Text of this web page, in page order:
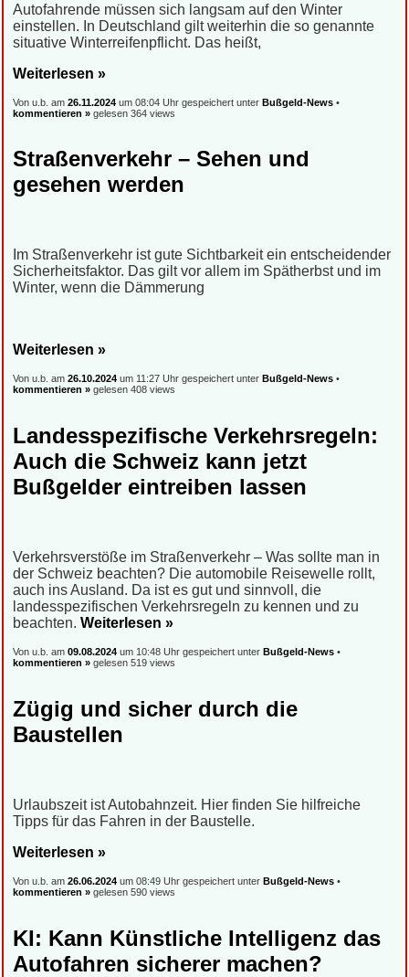
Autofahrende müssen sich langsam auf den Winter
einstellen. In Deutschland gilt weiterhin die so genannte
situative Winterreifenpflicht. Das heißt,
Weiterlesen »
Von u.b. am 26.11.2024 um 08:04 Uhr gespeichert unter Bußgeld-News •
kommentieren » gelesen 364 views
Straßenverkehr – Sehen und
gesehen werden
Im Straßenverkehr ist gute Sichtbarkeit ein entscheidender
Sicherheitsfaktor. Das gilt vor allem im Spätherbst und im
Winter, wenn die Dämmerung
Weiterlesen »
Von u.b. am 26.10.2024 um 11:27 Uhr gespeichert unter Bußgeld-News •
kommentieren » gelesen 408 views
Landesspezifische Verkehrsregeln:
Auch die Schweiz kann jetzt
Bußgelder eintreiben lassen
Verkehrsverstöße im Straßenverkehr – Was sollte man in
der Schweiz beachten? Die automobile Reisewelle rollt,
auch ins Ausland. Da ist es gut und sinnvoll, die
landesspezifischen Verkehrsregeln zu kennen und zu
beachten. Weiterlesen »
Von u.b. am 09.08.2024 um 10:48 Uhr gespeichert unter Bußgeld-News •
kommentieren » gelesen 519 views
Zügig und sicher durch die
Baustellen
Urlaubszeit ist Autobahnzeit. Hier finden Sie hilfreiche
Tipps für das Fahren in der Baustelle.
Weiterlesen »
Von u.b. am 26.06.2024 um 08:49 Uhr gespeichert unter Bußgeld-News •
kommentieren » gelesen 590 views
KI: Kann Künstliche Intelligenz das
Autofahren sicherer machen?